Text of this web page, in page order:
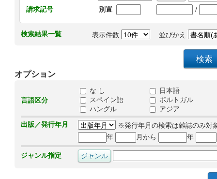
請求記号
別置 /
検索結果一覧 表示件数 並びかえ
オプション
言語区分
な し
日本語
スペイン語
ポルトガル
ハングル
アジア
出版／発行年月
※発行年月の検索は雑誌のみ対
年
月から 年
ジャンル指定